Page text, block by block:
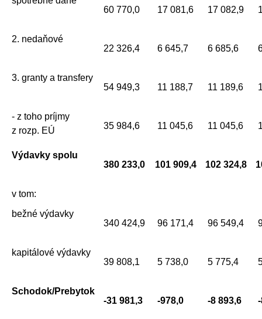
60 770,0
17 081,6 17 082,9
2. nedaňové
22 326,4
6 645,7 6 685,6
3. granty a transfery
54 949,3
11 188,7 11 189,6
- z toho príjmy
z rozp. EÚ
35 984,6 11 045,6 11 045,6
Výdavky spolu
380 233,0
101 909,4 102 324,8
v tom:
bežné výdavky
340 424,9
96 171,4 96 549,4
kapitálové výdavky
39 808,1
5 738,0 5 775,4
Schodok/Prebytok
-31 981,3
-978,0 -8 893,6